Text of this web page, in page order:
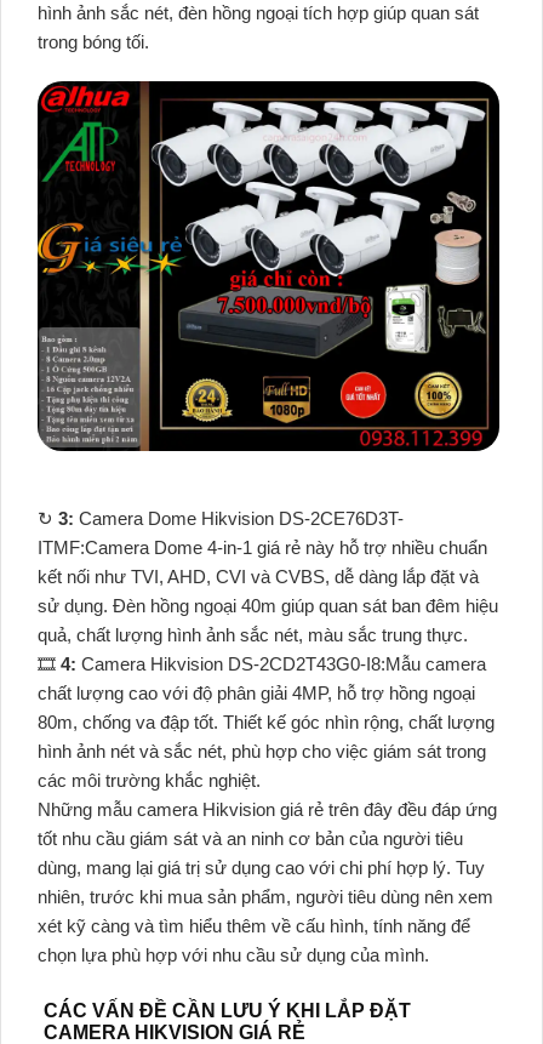
hình ảnh sắc nét, đèn hồng ngoại tích hợp giúp quan sát
trong bóng tối.
↻ 3: Camera Dome Hikvision DS-2CE76D3T-
ITMF:Camera Dome 4-in-1 giá rẻ này hỗ trợ nhiều chuẩn
kết nối như TVI, AHD, CVI và CVBS, dễ dàng lắp đặt và
sử dụng. Đèn hồng ngoại 40m giúp quan sát ban đêm hiệu
quả, chất lượng hình ảnh sắc nét, màu sắc trung thực.
🎞 4: Camera Hikvision DS-2CD2T43G0-I8:Mẫu camera
chất lượng cao với độ phân giải 4MP, hỗ trợ hồng ngoại
80m, chống va đập tốt. Thiết kế góc nhìn rộng, chất lượng
hình ảnh nét và sắc nét, phù hợp cho việc giám sát trong
các môi trường khắc nghiệt.
Những mẫu camera Hikvision giá rẻ trên đây đều đáp ứng
tốt nhu cầu giám sát và an ninh cơ bản của người tiêu
dùng, mang lại giá trị sử dụng cao với chi phí hợp lý. Tuy
nhiên, trước khi mua sản phẩm, người tiêu dùng nên xem
xét kỹ càng và tìm hiểu thêm về cấu hình, tính năng để
chọn lựa phù hợp với nhu cầu sử dụng của mình.
CÁC VẤN ĐỀ CẦN LƯU Ý KHI LẮP ĐẶT
CAMERA HIKVISION GIÁ RẺ